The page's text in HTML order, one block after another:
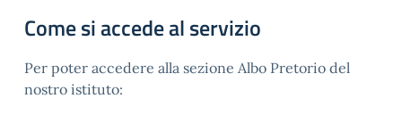
Come si accede al servizio
Per poter accedere alla sezione Albo Pretorio del
nostro istituto: